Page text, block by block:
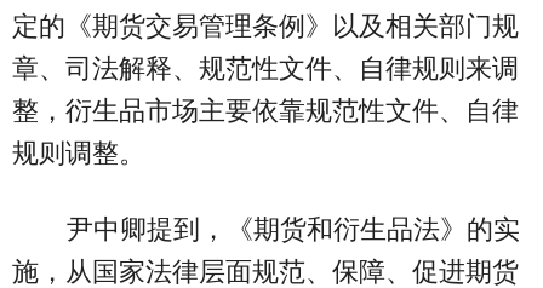
定的《期货交易管理条例》以及相关部门规
章、司法解释、规范性文件、自律规则来调
整，衍生品市场主要依靠规范性文件、自律
规则调整。
尹中卿提到，《期货和衍生品法》的实
施，从国家法律层面规范、保障、促进期货